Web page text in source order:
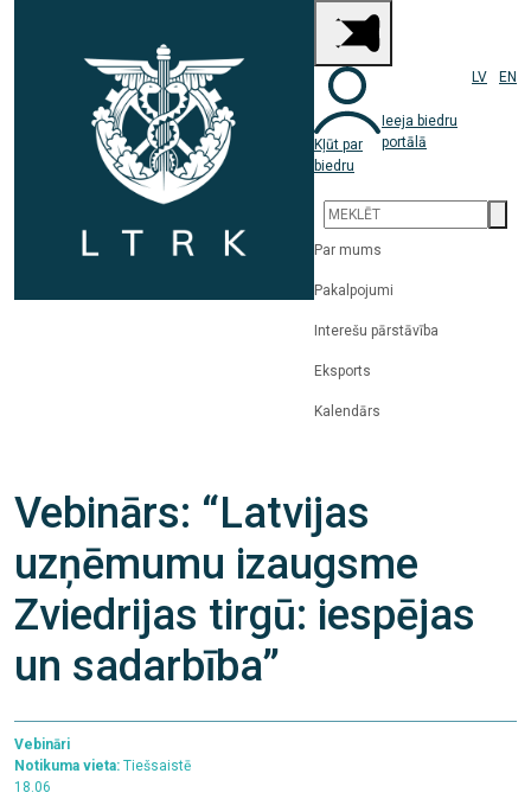
Kļūt par
biedru
Ieeja biedru
portālā
LV EN
Par mums
Pakalpojumi
Interešu pārstāvība
Eksports
Kalendārs
Vebinārs: “Latvijas
uzņēmumu izaugsme
Zviedrijas tirgū: iespējas
un sadarbība”
Vebināri
Notikuma vieta: Tiešsaistē
18.06